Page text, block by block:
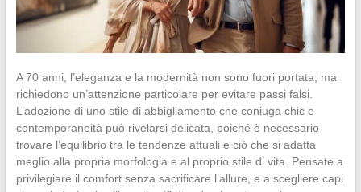
A 70 anni, l’eleganza e la modernità non sono fuori portata, ma
richiedono un’attenzione particolare per evitare passi falsi.
L’adozione di uno stile di abbigliamento che coniuga chic e
contemporaneità può rivelarsi delicata, poiché è necessario
trovare l’equilibrio tra le tendenze attuali e ciò che si adatta
meglio alla propria morfologia e al proprio stile di vita. Pensate a
privilegiare il comfort senza sacrificare l’allure, e a scegliere capi